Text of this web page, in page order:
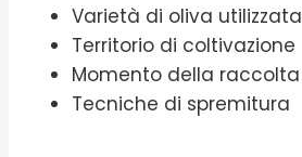
Varietà di oliva utilizzata
Territorio di coltivazione
Momento della raccolta
Tecniche di spremitura